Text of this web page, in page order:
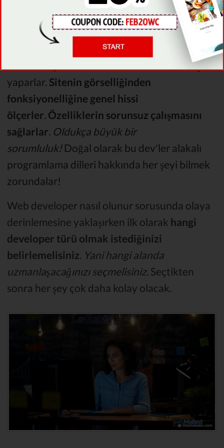
C++'dır.
Full-stack developer'lar. Full-stack
yukarıda bahsettiğimiki developer türünün
. Full-stack dev'ler her işi
yaparlar. Sitenin görselliğinden
fonksiyonelliğine genel hissi
ölçerler. Özelliklerin sorunsuz çalışmasını
sağlarlar. Oldukça büyük bir
sorumluluk! Doğal olarak bu dev'ler alakalı
programlama dilleri hakkında her şeyi bilmek
zorundalar!
Web developer nasıl olunur sorusunda olaya
derinlemesine yaklaşırken ilk olarak hangi
developer türü olmak istediğinizi
belirlemelisiniz. Yani hangi alanda
uzmanlaşacağınızı seçmelisiniz. Seçtikten
sonra her şey çok daha kolay olacak.